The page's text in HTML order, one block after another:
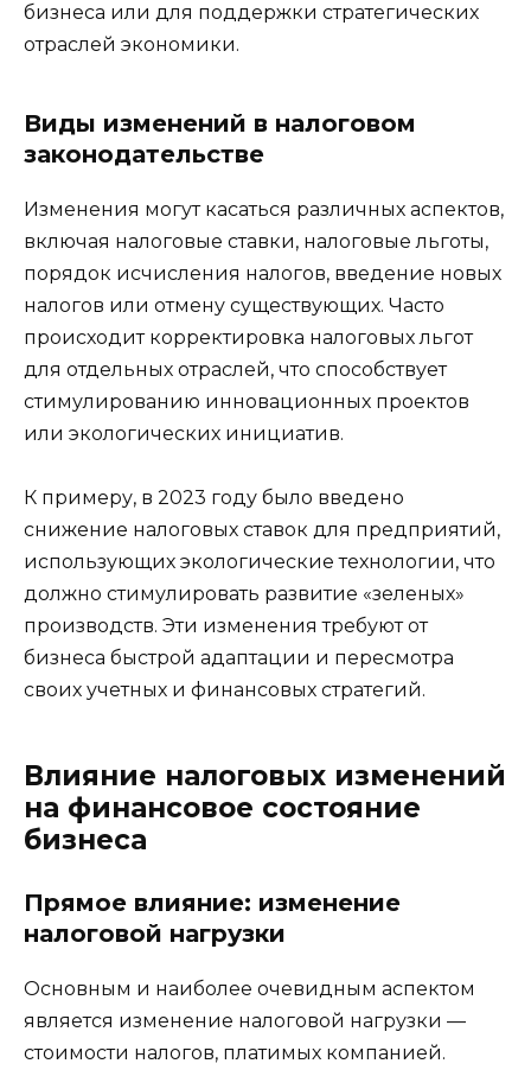
бизнеса или для поддержки стратегических
отраслей экономики.
Виды изменений в налоговом
законодательстве
Изменения могут касаться различных аспектов,
включая налоговые ставки, налоговые льготы,
порядок исчисления налогов, введение новых
налогов или отмену существующих. Часто
происходит корректировка налоговых льгот
для отдельных отраслей, что способствует
стимулированию инновационных проектов
или экологических инициатив.
К примеру, в 2023 году было введено
снижение налоговых ставок для предприятий,
использующих экологические технологии, что
должно стимулировать развитие «зеленых»
производств. Эти изменения требуют от
бизнеса быстрой адаптации и пересмотра
своих учетных и финансовых стратегий.
Влияние налоговых изменений
на финансовое состояние
бизнеса
Прямое влияние: изменение
налоговой нагрузки
Основным и наиболее очевидным аспектом
является изменение налоговой нагрузки —
стоимости налогов, платимых компанией.